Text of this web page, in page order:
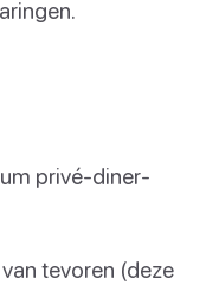
privé-diner-
tevoren (deze